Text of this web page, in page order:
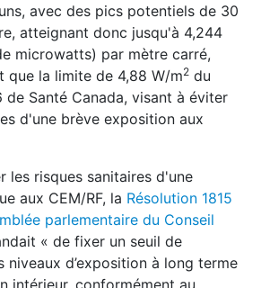
avec des pics potentiels de 30
atteignant donc jusqu'à 4,244
microwatts) par mètre carré,
que la limite de 4,88 W/m2 du
de Santé Canada, visant à éviter
d'une brève exposition aux
les risques sanitaires d'une
aux CEM/RF, la Résolution 1815
parlementaire du Conseil
« de fixer un seuil de
niveaux d’exposition à long terme
intérieur, conformément au